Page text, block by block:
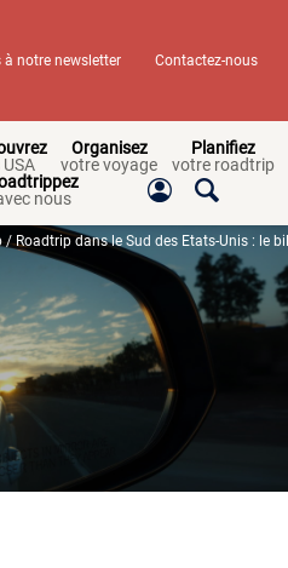
à notre newsletter Contactez-nous
USA
Organisez
votre voyage
Planifiez
votre roadtrip
nous
/ Roadtrip dans le Sud des Etats-Unis : le